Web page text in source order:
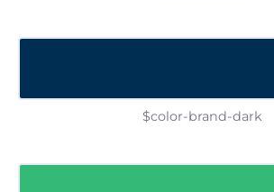
$color-brand-dark